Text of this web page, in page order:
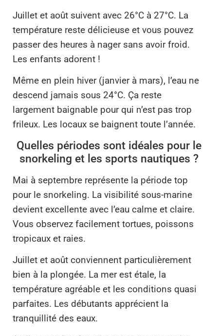
Juillet et août suivent avec 26°C à 27°C. La
température reste délicieuse et vous pouvez
passer des heures à nager sans avoir froid.
Les enfants adorent !
Même en plein hiver (janvier à mars), l’eau ne
descend jamais sous 24°C. Ça reste
largement baignable pour qui n’est pas trop
frileux. Les locaux se baignent toute l’année.
Quelles périodes sont idéales pour le
snorkeling et les sports nautiques ?
Mai à septembre représente la période top
pour le snorkeling. La visibilité sous-marine
devient excellente avec l’eau calme et claire.
Vous observez facilement tortues, poissons
tropicaux et raies.
Juillet et août conviennent particulièrement
bien à la plongée. La mer est étale, la
température agréable et les conditions quasi
parfaites. Les débutants apprécient la
tranquillité des eaux.